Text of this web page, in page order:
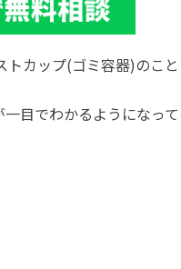
カップ(ゴミ容器)のこと
目でわかるようになって